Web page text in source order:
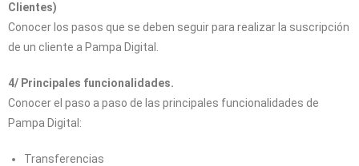
Clientes)
Conocer los pasos que se deben seguir para realizar la suscripción
de un cliente a Pampa Digital.
4/ Principales funcionalidades.
Conocer el paso a paso de las principales funcionalidades de
Pampa Digital:
Transferencias